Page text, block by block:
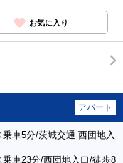
お気に入り
アパート
車5分/茨城交通 西団地入
車23分/西団地入口/徒歩8